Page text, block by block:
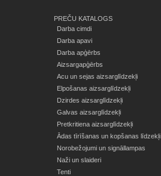
PREČU KATALOGS
Darba cimdi
Darba apavi
Darba apģērbs
Aizsargapģērbs
Acu un sejas aizsarglīdzekļi
Elpošanas aizsarglīdzekļi
Dzirdes aizsarglīdzekļi
Galvas aizsarglīdzekļi
Pretkritiena aizsarglīdzekļi
Ādas tīrīšanas un kopšanas līdzekļi
Norobežojumi un signāllampas
Naži un slaideri
Tenti